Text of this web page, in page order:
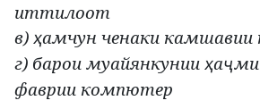
иттилоот
в) ҳамчун ченаки камшавии
г) барои муайянкунии ҳаҷми
фаврии компютер